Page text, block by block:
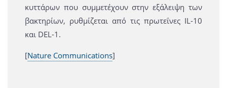
κυττάρων που συμμετέχουν στην εξάλειψη των
βακτηρίων, ρυθμίζεται από τις πρωτεΐνες IL-10
και DEL-1.
[Nature Communications]